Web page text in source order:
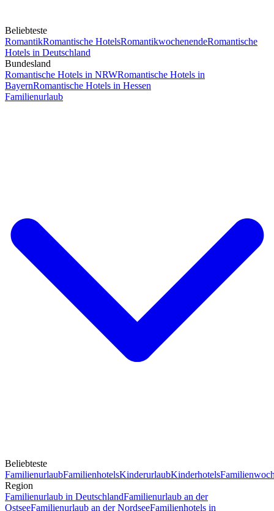
Beliebteste
RomantikRomantische HotelsRomantikwochenendeRomantische
Hotels in Deutschland
Bundesland
Romantische Hotels in NRWRomantische Hotels in
BayernRomantische Hotels in Hessen
Familienurlaub
Beliebteste
FamilienurlaubFamilienhotelsKinderurlaubKinderhotels
Region
Familienurlaub in DeutschlandFamilienurlaub an der
OstseeFamilienurlaub an der NordseeFamilienhotels in